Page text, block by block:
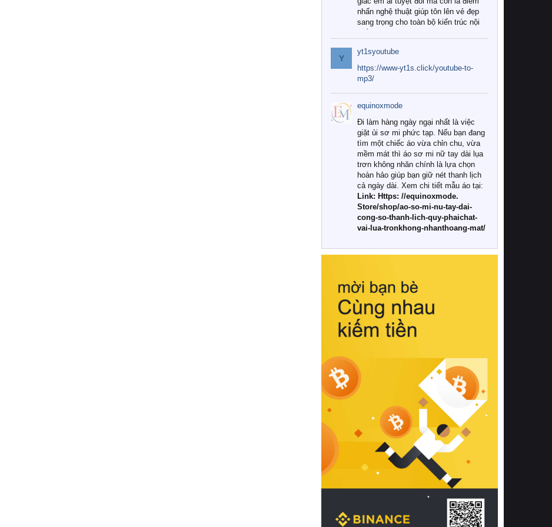
nhấn nghệ thuật giúp tôn lên vẻ đẹp
sang trọng cho toàn bộ kiến trúc nội
Tuy nhiên, giữa thị trường đa dạng
với vô vàn thương hiệu và mẫu mã
như hiện nay, làm thế nào để chọn
được những bộ chăn ga gối đệm cao
cấp thực sự chất lượng, phù hợp với
khí hậu và nhu cầu sử dụng của gia
đình? Hãy cùng chúng tôi đi tìm lời
giải đáp chi tiết qua bài viết dưới đây.
1. Tại sao các gia đình hiện đại lại ưa
chuộng chăn ga gối đệm cao cấp?
Khác với các dòng sản phẩm thông
thường, những bộ chăn ga gối đệm
cao cấp trải qua quy trình sản xuất
nghiêm ngặt từ khâu chọn lọc nguyên
liệu tự nhiên đến công nghệ dệt
nhuộm hiện đại không chứa hóa chất
này, bạn sẽ cảm nhận rõ rệt sự khác
hồi chuẩn xác của phần đệm nâng đỡ
cột sống.
Bên cạnh đó, việc lựa chọn các dòng
sản phẩm đạt chuẩn chất lượng quốc
tế còn giúp ngăn ngừa tình trạng kích
khuẩn và nấm mốc trong điều kiện
thời tiết nóng ẩm. Bạn có thể tìm hiểu
thêm các nghiên cứu khoa học về tác
động của giấc ngủ và môi trường
phòng ngủ đối với sức khỏe con
người tại Sleep Foundation (External
Link) để có cái nhìn toàn diện hơn.
2. Các tiêu chí vàng khi lựa chọn
chăn ga gối đệm cao cấp cho phòng
ngủ
Để sở hữu một bộ chăn ga gối đệm
cao cấp hoàn hảo cả về thẩm mỹ lẫn
công năng, người tiêu dùng cần cân
nhắc kỹ lưỡng các tiêu chí quan trọng
Y
yt1syoutube
https://www-yt1s.click/youtube-to-
mp3/
equinoxmode
Đi làm hàng ngày ngại nhất là việc
giặt ủi sơ mi phức tạp. Nếu bạn đang
tìm một chiếc áo vừa chỉn chu, vừa
mềm mát thì áo sơ mi nữ tay dài lụa
trơn không nhăn chính là lựa chọn
hoàn hảo giúp bạn giữ nét thanh lịch
cả ngày dài. Xem chi tiết mẫu áo tại:
Link: Https: //equinoxmode.
Store/shop/ao-so-mi-nu-tay-dai-
cong-so-thanh-lich-quy-phaichat-
vai-lua-tronkhong-nhanthoang-mat/